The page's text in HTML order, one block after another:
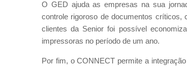
O GED ajuda as empresas na sua
controle rigoroso de documentos
clientes da Senior foi possível
impressoras no período de um ano.
Por fim, o CONNECT permite a